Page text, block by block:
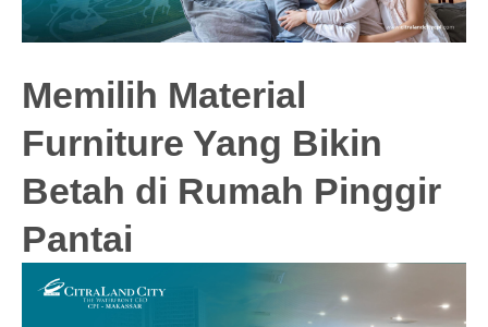
Memilih Material
Furniture Yang Bikin
Betah di Rumah Pinggir
Pantai